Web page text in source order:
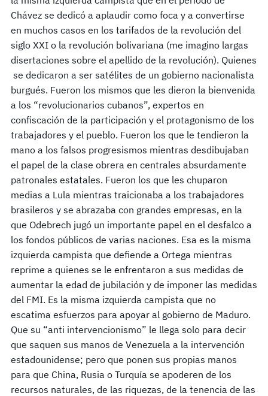
Chávez se dedicó a aplaudir como foca y a convertirse
en muchos casos en los tarifados de la revolución del
siglo XXI o la revolución bolivariana (me imagino largas
disertaciones sobre el apellido de la revolución). Quienes
se dedicaron a ser satélites de un gobierno nacionalista
burgués. Fueron los mismos que les dieron la bienvenida
a los “revolucionarios cubanos”, expertos en
confiscación de la participación y el protagonismo de los
trabajadores y el pueblo. Fueron los que le tendieron la
mano a los falsos progresismos mientras desdibujaban
el papel de la clase obrera en centrales absurdamente
patronales estatales. Fueron los que les chuparon
medias a Lula mientras traicionaba a los trabajadores
brasileros y se abrazaba con grandes empresas, en la
que Odebrech jugó un importante papel en el desfalco a
los fondos públicos de varias naciones. Esa es la misma
izquierda campista que defiende a Ortega mientras
reprime a quienes se le enfrentaron a sus medidas de
aumentar la edad de jubilación y de imponer las medidas
del FMI. Es la misma izquierda campista que no
escatima esfuerzos para apoyar al gobierno de Maduro.
Que su “anti intervencionismo” le llega solo para decir
que saquen sus manos de Venezuela a la intervención
estadounidense; pero que ponen sus propias manos
para que China, Rusia o Turquía se apoderen de los
recursos naturales, de las riquezas, de la tenencia de las